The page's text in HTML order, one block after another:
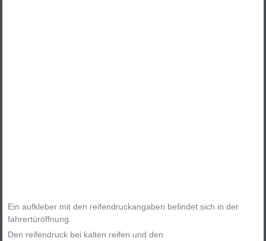
Ein aufkleber mit den reifendruckangaben befindet sich in der
fahrertüröffnung.
Den reifendruck bei kalten reifen und den